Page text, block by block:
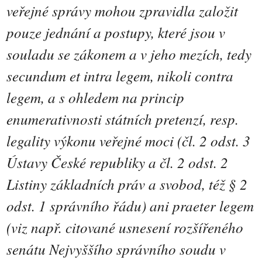
veřejné správy mohou zpravidla založit
pouze jednání a postupy, které jsou v
souladu se zákonem a v jeho mezích, tedy
secundum et intra legem, nikoli contra
legem, a s ohledem na princip
enumerativnosti státních pretenzí, resp.
legality výkonu veřejné moci (čl. 2 odst. 3
Ústavy České republiky a čl. 2 odst. 2
Listiny základních práv a svobod, též § 2
odst. 1 správního řádu) ani praeter legem
(viz např. citované usnesení rozšířeného
senátu Nejvyššího správního soudu v